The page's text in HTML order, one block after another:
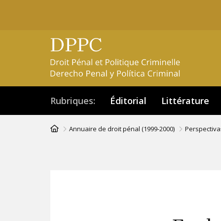
Rubriques Éditorial Littérature
Fil Annuaire de droit pénal (1999-2000)